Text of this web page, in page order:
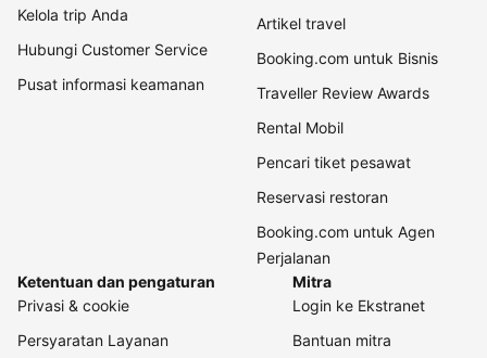
Kelola trip Anda
Hubungi Customer Service
Pusat informasi keamanan
Artikel travel
Booking.com untuk Bisnis
Traveller Review Awards
Rental Mobil
Pencari tiket pesawat
Reservasi restoran
Booking.com untuk Agen
Perjalanan
Ketentuan dan pengaturan
Privasi & cookie
Persyaratan Layanan
Mitra
Login ke Ekstranet
Bantuan mitra